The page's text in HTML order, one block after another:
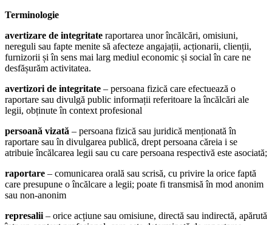
Terminologie
avertizare de integritate raportarea unor încălcări, omisiuni,
nereguli sau fapte menite să afecteze angajații, acționarii, clienții,
furnizorii și în sens mai larg mediul economic și social în care ne
desfășurăm activitatea.
avertizori de integritate – persoana fizică care efectuează o
raportare sau divulgă public informații referitoare la încălcări ale
legii, obținute în context profesional
persoană vizată – persoana fizică sau juridică menționată în
raportare sau în divulgarea publică, drept persoana căreia i se
atribuie încălcarea legii sau cu care persoana respectivă este asociată;
raportare – comunicarea orală sau scrisă, cu privire la orice faptă
care presupune o încălcare a legii; poate fi transmisă în mod anonim
sau non-anonim
represalii – orice acțiune sau omisiune, directă sau indirectă, apărută